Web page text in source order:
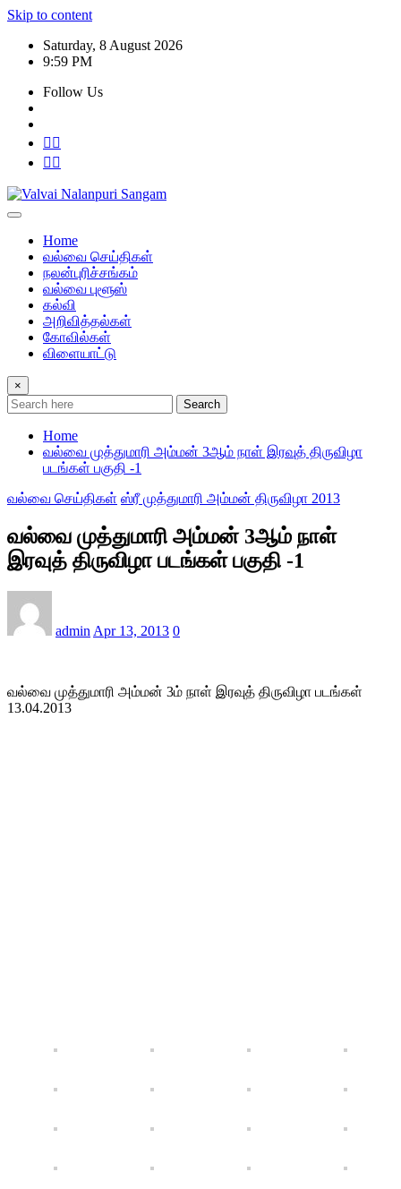
Skip to content
Saturday, 8 August 2026
9:59 PM
Follow Us
Home
வல்வை செய்திகள்
நலன்புரிச்சங்கம்
வல்வை புளூஸ்
கல்வி
அறிவித்தல்கள்
கோவில்கள்
விளையாட்டு
×
Search
Home
வல்வை முத்துமாரி அம்மன் 3ஆம் நாள் இரவுத் திருவிழா
படங்கள் பகுதி -1
வல்வை செய்திகள் ஸ்ரீ முத்துமாரி அம்மன் திருவிழா 2013
வல்வை முத்துமாரி அம்மன் 3ஆம் நாள்
இரவுத் திருவிழா படங்கள் பகுதி -1
admin Apr 13, 2013 0
வல்வை முத்துமாரி அம்மன் 3ம் நாள் இரவுத் திருவிழா படங்கள்
13.04.2013